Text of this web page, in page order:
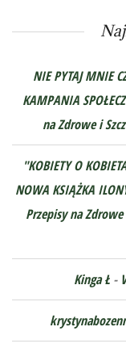
NIE PYTAJ MNIE
KAMPANIA
na Zdrowe i
"KOBIETY O
NOWA KSIĄŻKA
Przepisy na
Kinga Ł-